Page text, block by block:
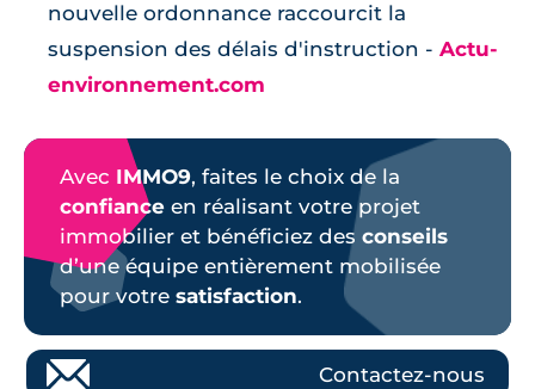
nouvelle ordonnance raccourcit la
suspension des délais d'instruction - Actu-
environnement.com
Avec IMMO9, faites le choix de la
confiance en réalisant votre projet
immobilier et bénéficiez des conseils
d’une équipe entièrement mobilisée
pour votre satisfaction.
Contactez-nous